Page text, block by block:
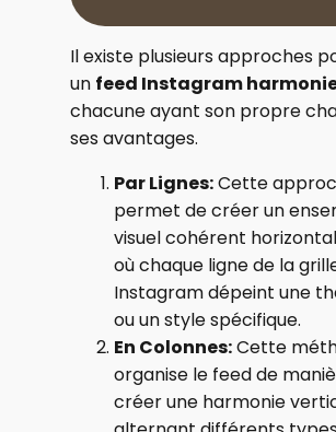
Il existe plusieurs approches
un feed Instagram
chacune ayant son propre
ses avantages.
Par Lignes:Cette
permet de créer un
visuel cohérent
où chaque ligne de la
Instagram dépeint une
ou un style spécifique.
En Colonnes:Cette
organise le feed de
créer une harmonie